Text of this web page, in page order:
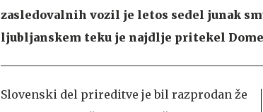
zasledovalnih vozil je letos sedel junak
ljubljanskem teku je najdlje pritekel
Slovenski del prireditve je bil razprodan že